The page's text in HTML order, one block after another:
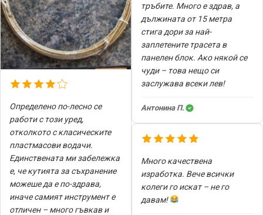
Определено по-лесно се
работи с този уред,
отколкото с класическите
пластмасови водачи.
Единствената ми забележка
е, че кутията за съхранение
можеше да е по-здрава,
иначе самият инструмент е
отличен – много гъвкав и
тръбите. Много е здрав, а
дължината от 15 метра
стига дори за най-
заплетените трасета в
панелен блок. Ако някой се
чуди – това нещо си
заслужава всеки лев!
Антонина П.
Много качествена
изработка. Вече всички
колеги го искат – не го
давам!